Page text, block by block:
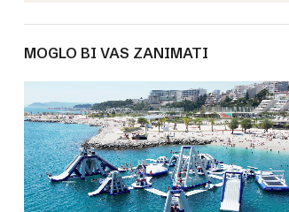
MOGLO BI VAS ZANIMATI